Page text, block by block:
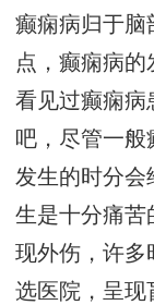
癫痫病归于脑
点，癫痫病的
看见过癫痫病
吧，尽管一
发生的时分会
生是十分痛苦
现外伤，许多
选医院，呈现